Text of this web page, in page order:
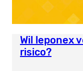
Wil leponex
risico?